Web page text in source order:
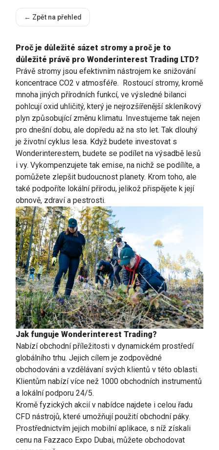
← Zpět na přehled
Proč je důležité sázet stromy a proč je to
důležité právě pro Wonderinterest Trading LTD?
Právě stromy jsou efektivním nástrojem ke snižování
koncentrace CO2 v atmosféře. Rostoucí stromy, kromě
mnoha jiných přírodních funkcí, ve výsledné bilanci
pohlcují oxid uhličitý, který je nejrozšířenější skleníkový
plyn způsobující změnu klimatu. Investujeme tak nejen
pro dnešní dobu, ale dopředu až na sto let. Tak dlouhý
je životní cyklus lesa. Když budete investovat s
Wonderinterestem, budete se podílet na výsadbě lesů
i vy. Vykompenzujete tak emise, na nichž se podílíte, a
pomůžete zlepšit budoucnost planety. Krom toho, ale
také podpoříte lokální přírodu, jelikož přispějete k její
obnově, zdraví a pestrosti.
Jak funguje Wonderinterest Trading?
Nabízí obchodní příležitosti v dynamickém prostředí
globálního trhu. Jejich cílem je zodpovědné
obchodováni a vzdělávaní svých klientů v této oblasti.
Klientům nabízí více než 1000 obchodních instrumentů
a lokální podporu 24/5.
Kromě fyzických akcií v nabídce najdete i celou řadu
CFD nástrojů, které umožňují použití obchodní páky.
Prostřednictvím jejich mobilní aplikace, s níž získali
cenu na Fazzaco Expo Dubai, můžete obchodovat